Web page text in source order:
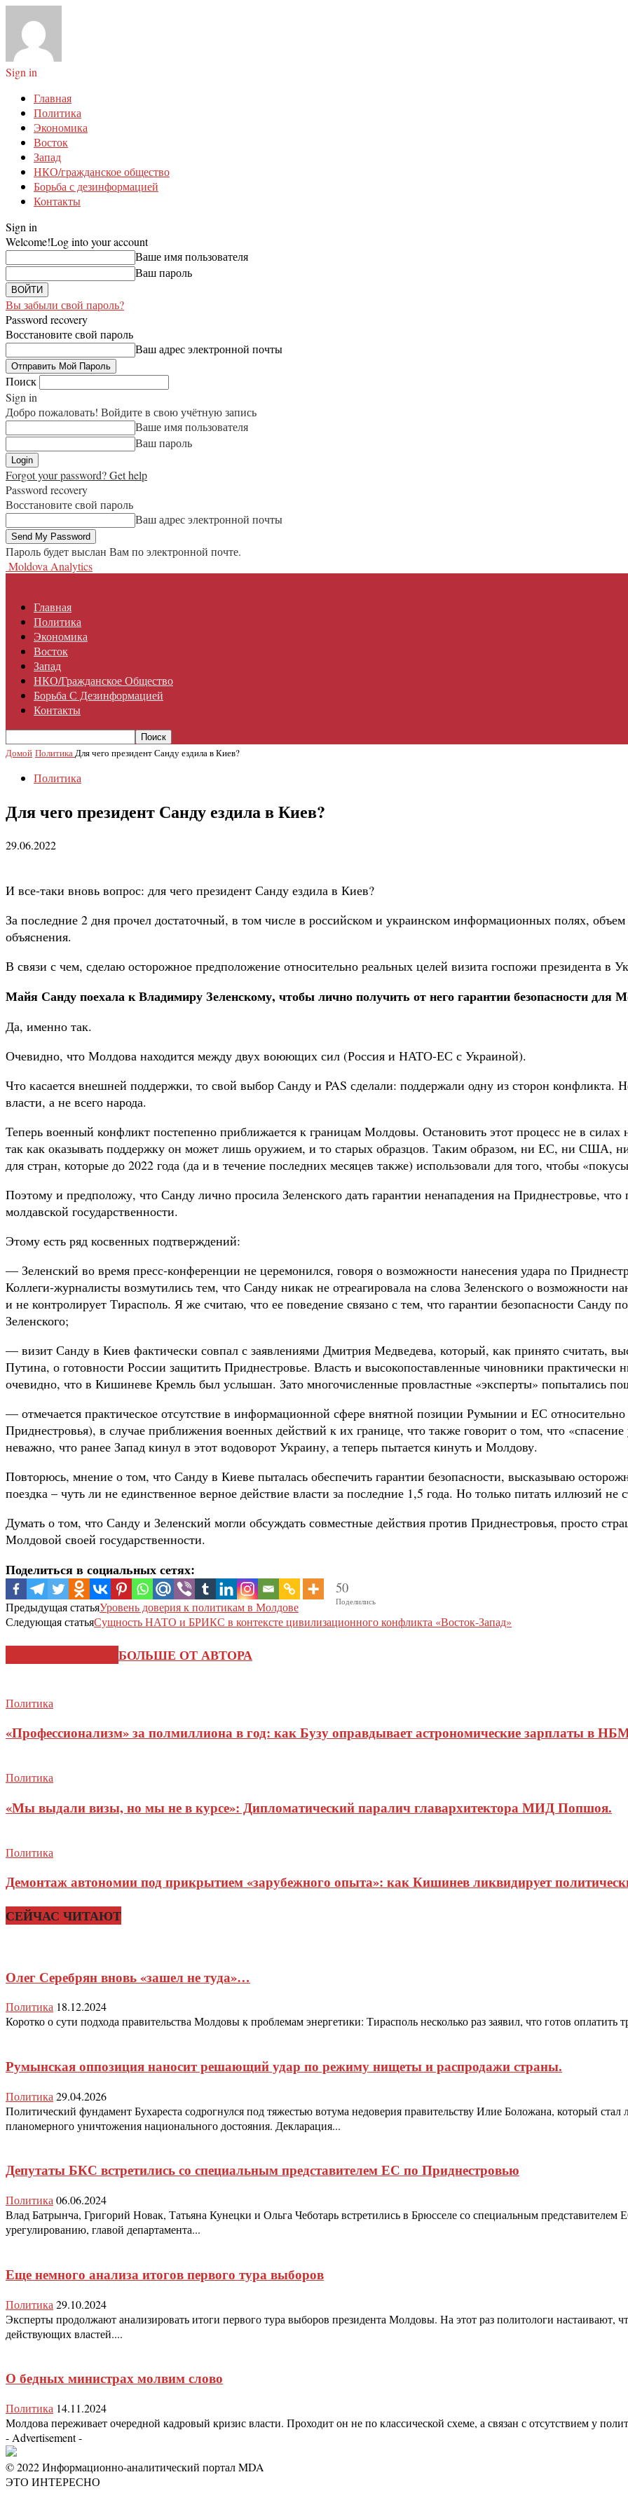
Sign in
Главная
Политика
Экономика
Восток
Запад
НКО/гражданское общество
Борьба с дезинформацией
Контакты
Sign in
Welcome!Log into your account
Ваше имя пользователя
Ваш пароль
Вы забыли свой пароль?
Password recovery
Восстановите свой пароль
Ваш адрес электронной почты
Поиск
Sign in
Добро пожаловать! Войдите в свою учётную запись
Ваше имя пользователя
Ваш пароль
Forgot your password? Get help
Password recovery
Восстановите свой пароль
Ваш адрес электронной почты
Пароль будет выслан Вам по электронной почте.
Moldova Analytics
Главная
Политика
Экономика
Восток
Запад
НКО/гражданское Общество
Борьба С Дезинформацией
Контакты
Домой ПолитикаДля чего президент Санду ездила в Киев?
Политика
Для чего президент Санду ездила в Киев?
29.06.2022
И все-таки вновь вопрос: для чего президент Санду ездила в Киев?
За последние 2 дня прочел достаточный, в том числе в российском и украинском информационных полях,
объяснения.
В связи с чем, сделаю осторожное предположение относительно реальных целей визита госпожи президента в
Майя Санду поехала к Владимиру Зеленскому, чтобы лично получить от него гарантии безопасности для
Да, именно так.
Очевидно, что Молдова находится между двух воюющих сил (Россия и НАТО-ЕС с Украиной).
Что касается внешней поддержки, то свой выбор Санду и PAS сделали: поддержали одну из сторон конфликта.
власти, а не всего народа.
Теперь военный конфликт постепенно приближается к границам Молдовы. Остановить этот процесс не в
так как оказывать поддержку он может лишь оружием, и то старых образцов. Таким образом, ни ЕС, ни США,
для стран, которые до 2022 года (да и в течение последних месяцев также) использовали для того, чтобы
Поэтому и предположу, что Санду лично просила Зеленского дать гарантии ненападения на Приднестровье,
молдавской государственности.
Этому есть ряд косвенных подтверждений:
— Зеленский во время пресс-конференции не церемонился, говоря о возможности нанесения удара по
Коллеги-журналисты возмутились тем, что Санду никак не отреагировала на слова Зеленского о возможности
и не контролирует Тирасполь. Я же считаю, что ее поведение связано с тем, что гарантии безопасности Санду
Зеленского;
— визит Санду в Киев фактически совпал с заявлениями Дмитрия Медведева, который, как принято считать,
Путина, о готовности России защитить Приднестровье. Власть и высокопоставленные чиновники практически
очевидно, что в Кишиневе Кремль был услышан. Зато многочисленные провластные «эксперты» попытались
— отмечается практическое отсутствие в информационной сфере внятной позиции Румынии и ЕС
Приднестровья), в случае приближения военных действий к их границе, что также говорит о том, что
неважно, что ранее Запад кинул в этот водоворот Украину, а теперь пытается кинуть и Молдову.
Повторюсь, мнение о том, что Санду в Киеве пыталась обеспечить гарантии безопасности, высказываю
поездка – чуть ли не единственное верное действие власти за последние 1,5 года. Но только питать иллюзий не
Думать о том, что Санду и Зеленский могли обсуждать совместные действия против Приднестровья, просто
Молдовой своей государственности.
Поделиться в социальных сетях:
50
Поделились
Предыдущая статьяУровень доверия к политикам в Молдове
Следующая статьяСущность НАТО и БРИКС в контексте цивилизационного конфликта «Восток-Запад»
БОЛЬШЕ ОТ АВТОРА
Политика
«Профессионализм» за полмиллиона в год: как Бузу оправдывает астрономические зарплаты в
Политика
«Мы выдали визы, но мы не в курсе»: Дипломатический паралич главархитектора МИД Попшоя.
Политика
Демонтаж автономии под прикрытием «зарубежного опыта»: как Кишинев ликвидирует
СЕЙЧАС ЧИТАЮТ
Олег Серебрян вновь «зашел не туда»…
Политика 18.12.2024
Коротко о сути подхода правительства Молдовы к проблемам энергетики: Тирасполь несколько раз заявил, что готов
Румынская оппозиция наносит решающий удар по режиму нищеты и распродажи страны.
Политика 29.04.2026
Политический фундамент Бухареста содрогнулся под тяжестью вотума недоверия правительству Илие Боложана, который
планомерного уничтожения национального достояния. Декларация...
Депутаты БКС встретились со специальным представителем ЕС по Приднестровью
Политика 06.06.2024
Влад Батрынча, Григорий Новак, Татьяна Кунецки и Ольга Чеботарь встретились в Брюсселе со специальным представителем
урегулированию, главой департамента...
Еще немного анализа итогов первого тура выборов
Политика 29.10.2024
Эксперты продолжают анализировать итоги первого тура выборов президента Молдовы. На этот раз политологи настаивают,
действующих властей....
О бедных министрах молвим слово
Политика 14.11.2024
Молдова переживает очередной кадровый кризис власти. Проходит он не по классической схеме, а связан с отсутствием у
- Advertisement -
© 2022 Информационно-аналитический портал MDA
ЭТО ИНТЕРЕСНО